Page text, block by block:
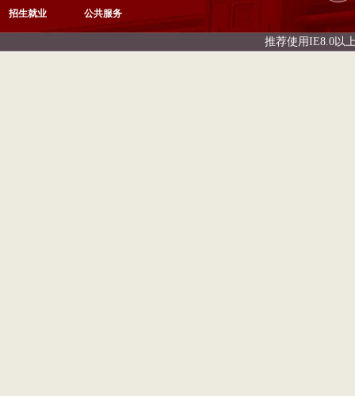
招生就业
公共服务
推荐使用IE8.0以